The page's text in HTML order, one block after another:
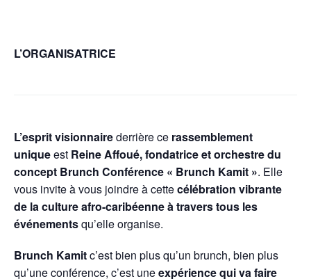
L’ORGANISATRICE
L’esprit visionnairederrière ce rassemblement
uniqueest Reine Affoué, fondatrice et orchestre du
concept Brunch Conférence « Brunch Kamit ». Elle
vous invite à vous joindre à cettecélébration vibrante
de la culture afro-caribéenne à travers tous les
événementsqu’elle organise.
Brunch Kamitc’est bien plus qu’un brunch, bien plus
qu’une conférence, c’est uneexpérience qui va faire